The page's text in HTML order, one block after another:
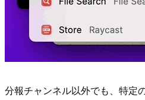
分報チャンネル以外でも、特定